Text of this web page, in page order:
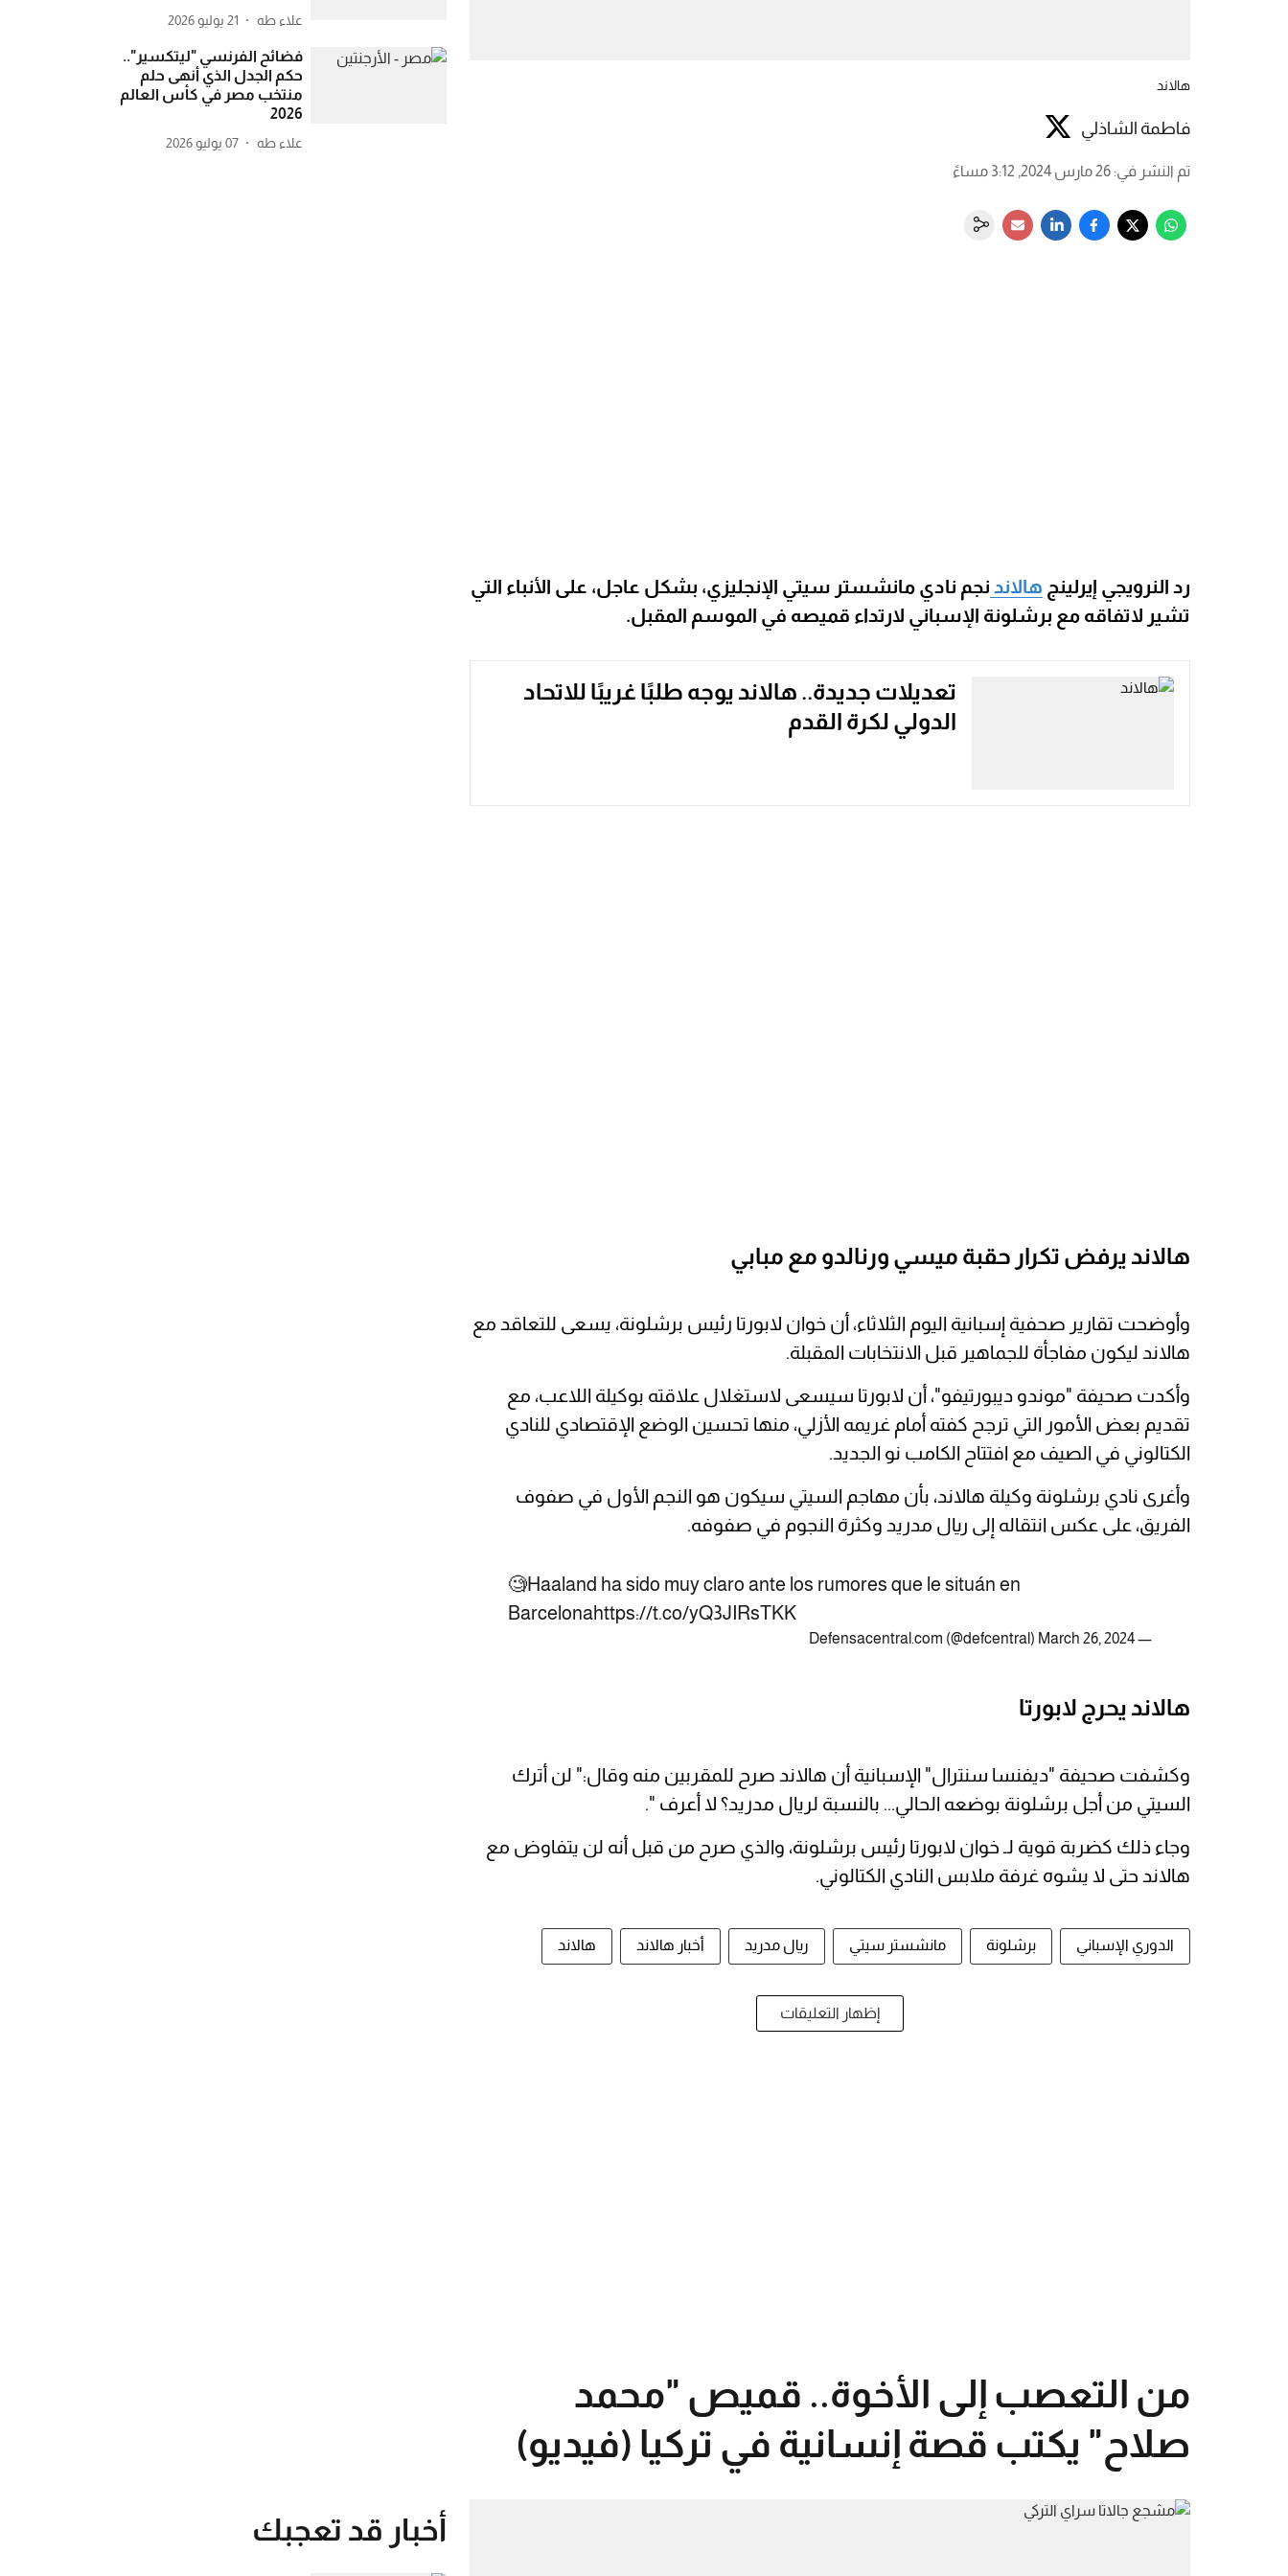
هالاند
فاطمة الشاذلي
تم النشر في: 26 مارس 2024, 3:12 مساءً
رد النرويجي إيرلينج هالاند نجم نادي مانشستر سيتي الإنجليزي، بشكل عاجل، على الأنباء التي
تشير لاتفاقه مع برشلونة الإسباني لارتداء قميصه في الموسم المقبل.
تعديلات جديدة.. هالاند يوجه طلبًا غريبًا للاتحاد
الدولي لكرة القدم
هالاند يرفض تكرار حقبة ميسي ورنالدو مع مبابي
وأوضحت تقارير صحفية إسبانية اليوم الثلاثاء، أن خوان لابورتا رئيس برشلونة، يسعى للتعاقد مع
هالاند ليكون مفاجأة للجماهير قبل الانتخابات المقبلة.
وأكدت صحيفة "موندو ديبورتيفو"، أن لابورتا سيسعى لاستغلال علاقته بوكيلة اللاعب، مع
تقديم بعض الأمور التي ترجح كفته أمام غريمه الأزلي، منها تحسين الوضع الإقتصادي للنادي
الكتالوني في الصيف مع افتتاح الكامب نو الجديد.
وأغرى نادي برشلونة وكيلة هالاند، بأن مهاجم السيتي سيكون هو النجم الأول في صفوف
الفريق، على عكس انتقاله إلى ريال مدريد وكثرة النجوم في صفوفه.
🧐Haaland ha sido muy claro ante los rumores que le situán en
Barcelonahttps://t.co/yQ3JIRsTKK
— Defensacentral.com (@defcentral)
March 26, 2024
هالاند يحرج لابورتا
وكشفت صحيفة "ديفنسا سنترال" الإسبانية أن هالاند صرح للمقربين منه وقال:" لن أترك
السيتي من أجل برشلونة بوضعه الحالي... بالنسبة لريال مدريد؟ لا أعرف ".
وجاء ذلك كضربة قوية لـ خوان لابورتا رئيس برشلونة، والذي صرح من قبل أنه لن يتفاوض مع
هالاند حتى لا يشوه غرفة ملابس النادي الكتالوني.
الدوري الإسباني برشلونة مانشستر سيتي ريال مدريد أخبار هالاند هالاند
إظهار التعليقات
علاء طه 21 يوليو 2026
فضائح الفرنسي "ليتكسير"..
حكم الجدل الذي أنهى حلم
منتخب مصر في كأس العالم
2026
علاء طه 07 يوليو 2026
من التعصب إلى الأخوة.. قميص "محمد
صلاح" يكتب قصة إنسانية في تركيا (فيديو)
أخبار قد تعجبك